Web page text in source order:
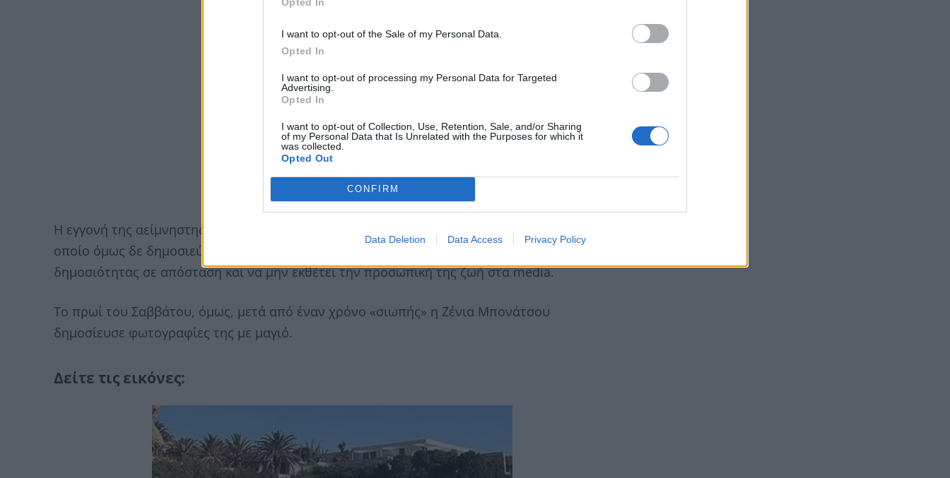
I want to opt-out of the Sale of my Personal Data.
Opted In
I want to opt-out of processing my Personal Data for Targeted
Advertising.
Opted In
I want to opt-out of Collection, Use, Retention, Sale, and/or Sharing
of my Personal Data that Is Unrelated with the Purposes for which it
was collected.
Opted Out
CONFIRM
Data Deletion Data Access Privacy Policy
Η εγγονή της αείμνηστης Ζωής Λάσκαρη διατηρεί έναν λογαριασμό στο Instagram στον
οποίο όμως δε δημοσιεύσει συχνά φωτογραφίες. Έχει επιλέξει να κρατά τα φώτα της
δημοσιότητας σε απόσταση και να μην εκθέτει την προσωπική της ζωή στα media.
Το πρωί του Σαββάτου, όμως, μετά από έναν χρόνο «σιωπής» η Ζένια Μπονάτσου
δημοσίευσε φωτογραφίες της με μαγιό.
Δείτε τις εικόνες: